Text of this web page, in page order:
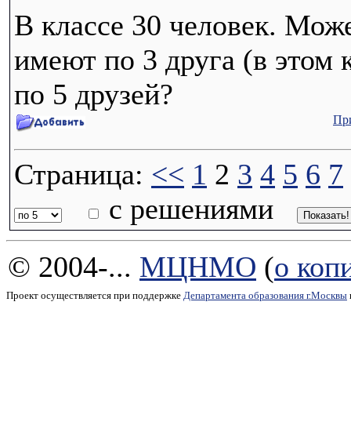
В классе 30 человек.
имеют по 3 друга (в этом
по 5 друзей?
Страница: << 1 2 3 4 5 6 7
с решениями
© 2004-... МЦНМО (о
Проект осуществляется при поддержке Департамента образования г.Москвы